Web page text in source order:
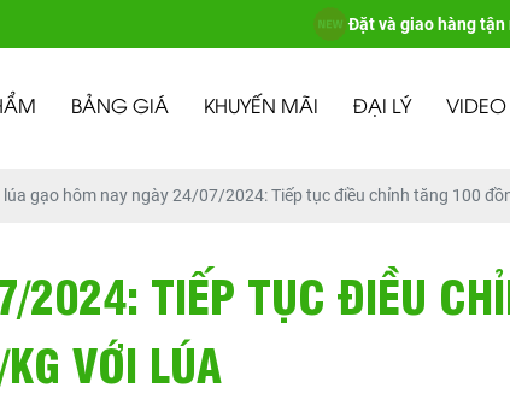
Đặt và giao hàng tận
BẢNG GIÁ KHUYẾN MÃI ĐẠI LÝ VIDEO
lúa gạo hôm nay ngày 24/07/2024: Tiếp tục điều chỉnh tăng 100
2024: TIẾP TỤC ĐIỀU
VỚI LÚA